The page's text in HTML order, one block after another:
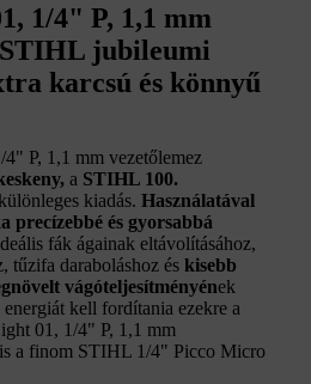
1/4" P, 1,1 mm
jubileumi
karcsú és könnyű
P, 1,1 mm vezetőlemez
a STIHL 100.
különleges kiadás. Használatával
precízebbé és gyorsabbá
fák ágainak eltávolításához,
tűzifa daraboláshoz és kisebb
vágóteljesítményének
kell fordítania ezekre a
01, 1/4" P, 1,1 mm
a finom STIHL 1/4" Picco Micro